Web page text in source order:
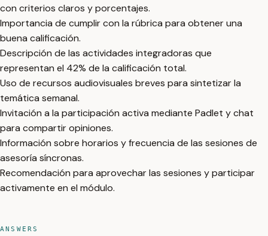
con criterios claros y porcentajes.
Importancia de cumplir con la rúbrica para obtener una
buena calificación.
Descripción de las actividades integradoras que
representan el 42% de la calificación total.
Uso de recursos audiovisuales breves para sintetizar la
temática semanal.
Invitación a la participación activa mediante Padlet y chat
para compartir opiniones.
Información sobre horarios y frecuencia de las sesiones de
asesoría síncronas.
Recomendación para aprovechar las sesiones y participar
activamente en el módulo.
ANSWERS